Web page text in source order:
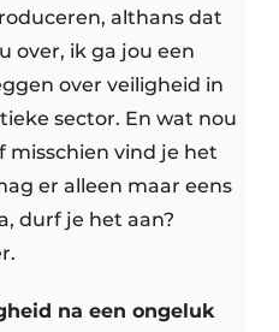
althans dat
over, ik ga jou een
over veiligheid in
sector. En wat nou
misschien vind je het
er alleen maar eens
durf je het aan?
na een ongeluk